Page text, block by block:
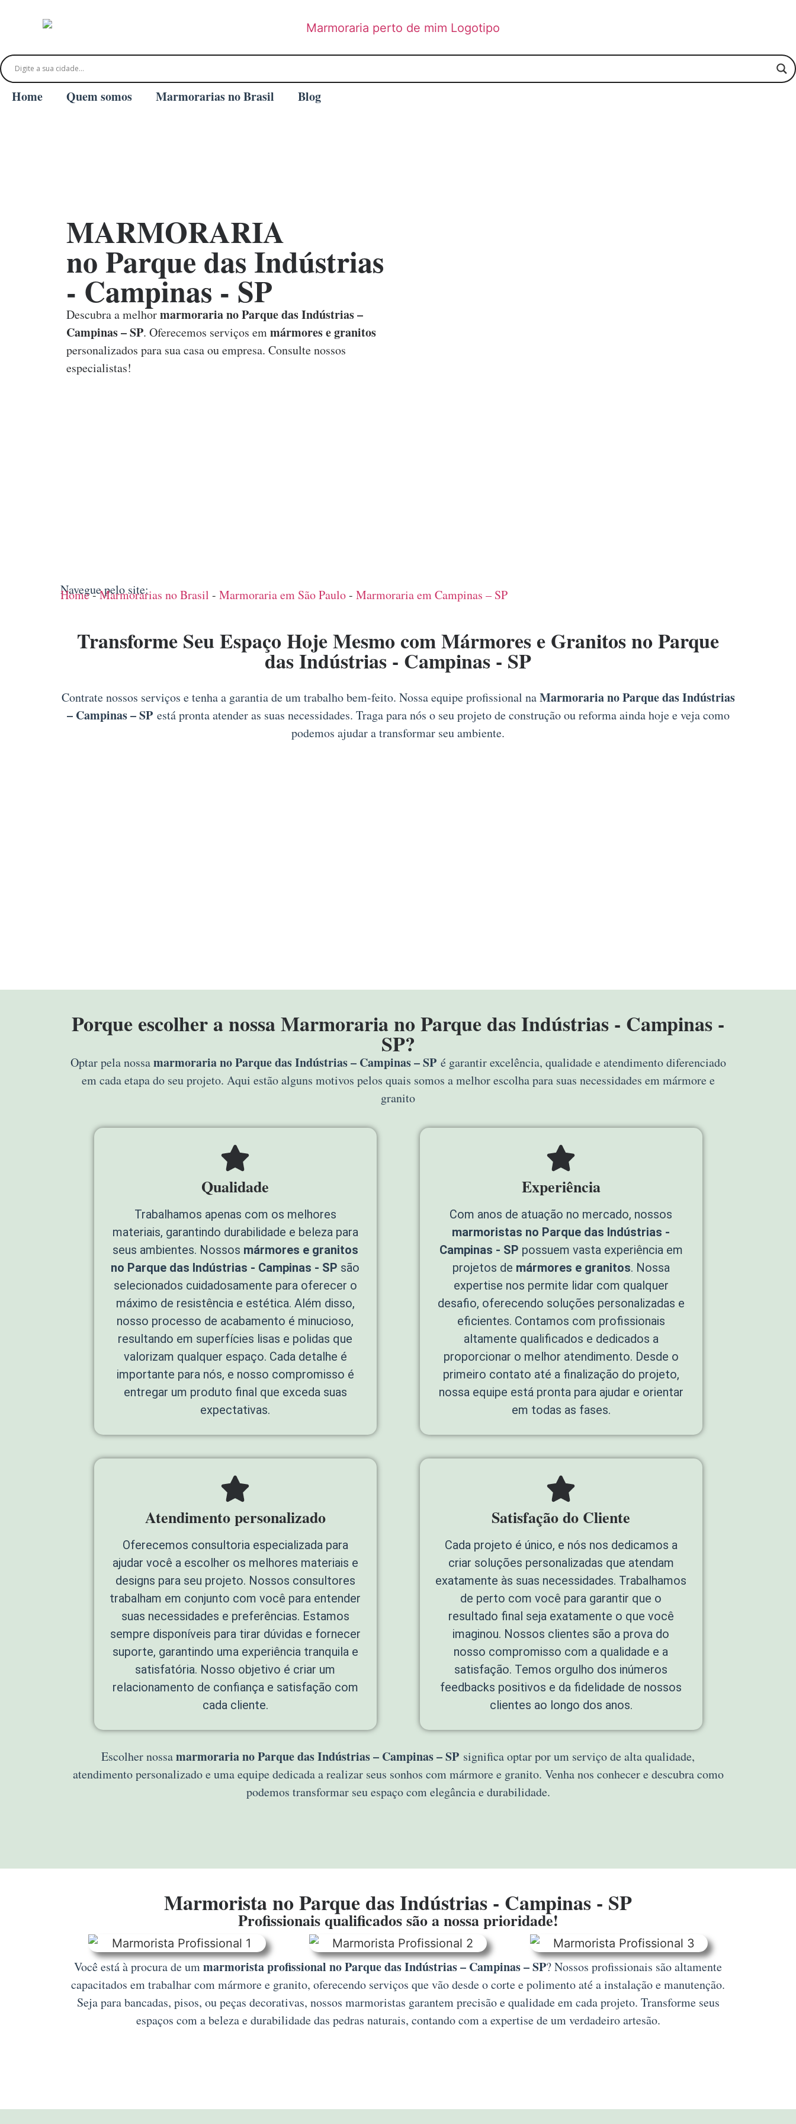
Home Quem somos Marmorarias no Brasil Blog
MARMORARIA
no Parque das Indústrias
- Campinas - SP
Descubra a melhormarmoraria no Parque das Indústrias –
Campinas – SP. Oferecemos serviços emmármores e granitos
personalizados para sua casa ou empresa. Consulte nossos
especialistas!
Navegue pelo site:
Home-Marmorarias no Brasil - Marmoraria em São Paulo- Marmoraria em Campinas – SP
Transforme Seu Espaço Hoje Mesmo com Mármores e Granitos no Parque
das Indústrias - Campinas - SP
Contrate nossos serviços e tenha a garantia de um trabalho bem-feito. Nossa equipe profissional naMarmoraria no Parque das Indústrias
– Campinas – SPestá pronta atender as suas necessidades. Traga para nós o seu projeto de construção ou reforma ainda hoje e veja como
podemos ajudar a transformar seu ambiente.
Porque escolher a nossa Marmoraria no Parque das Indústrias - Campinas -
SP?
Optar pela nossamarmoraria no Parque das Indústrias – Campinas – SPé garantir excelência, qualidade e atendimento diferenciado
em cada etapa do seu projeto. Aqui estão alguns motivos pelos quais somos a melhor escolha para suas necessidades em mármore e
granito
Qualidade
Trabalhamos apenas com os melhores
materiais, garantindo durabilidade e beleza para
seus ambientes. Nossos mármores e granitos
no Parque das Indústrias - Campinas - SP são
selecionados cuidadosamente para oferecer o
máximo de resistência e estética. Além disso,
nosso processo de acabamento é minucioso,
resultando em superfícies lisas e polidas que
valorizam qualquer espaço. Cada detalhe é
importante para nós, e nosso compromisso é
entregar um produto final que exceda suas
expectativas.
Experiência
Com anos de atuação no mercado, nossos
marmoristas no Parque das Indústrias -
Campinas - SP possuem vasta experiência em
projetos de mármores e granitos. Nossa
expertise nos permite lidar com qualquer
desafio, oferecendo soluções personalizadas e
eficientes. Contamos com profissionais
altamente qualificados e dedicados a
proporcionar o melhor atendimento. Desde o
primeiro contato até a finalização do projeto,
nossa equipe está pronta para ajudar e orientar
em todas as fases.
Atendimento personalizado
Oferecemos consultoria especializada para
ajudar você a escolher os melhores materiais e
designs para seu projeto. Nossos consultores
trabalham em conjunto com você para entender
suas necessidades e preferências. Estamos
sempre disponíveis para tirar dúvidas e fornecer
suporte, garantindo uma experiência tranquila e
satisfatória. Nosso objetivo é criar um
relacionamento de confiança e satisfação com
cada cliente.
Satisfação do Cliente
Cada projeto é único, e nós nos dedicamos a
criar soluções personalizadas que atendam
exatamente às suas necessidades. Trabalhamos
de perto com você para garantir que o
resultado final seja exatamente o que você
imaginou. Nossos clientes são a prova do
nosso compromisso com a qualidade e a
satisfação. Temos orgulho dos inúmeros
feedbacks positivos e da fidelidade de nossos
clientes ao longo dos anos.
Escolher nossamarmoraria no Parque das Indústrias – Campinas – SP significa optar por um serviço de alta qualidade,
atendimento personalizado e uma equipe dedicada a realizar seus sonhos com mármore e granito. Venha nos conhecer e descubra como
podemos transformar seu espaço com elegância e durabilidade.
Marmorista no Parque das Indústrias - Campinas - SP
Profissionais qualificados são a nossa prioridade!
Você está à procura de ummarmorista profissional no Parque das Indústrias – Campinas – SP? Nossos profissionais são altamente
capacitados em trabalhar com mármore e granito, oferecendo serviços que vão desde o corte e polimento até a instalação e manutenção.
Seja para bancadas, pisos, ou peças decorativas, nossos marmoristas garantem precisão e qualidade em cada projeto. Transforme seus
espaços com a beleza e durabilidade das pedras naturais, contando com a expertise de um verdadeiro artesão.